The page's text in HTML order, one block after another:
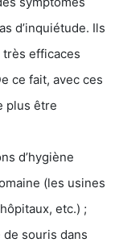
d’inquiétude. Ils
efficaces
ce fait, avec ces
plus être
d’hygiène
(les usines
etc.) ;
souris dans